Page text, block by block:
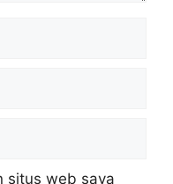
situs web saya